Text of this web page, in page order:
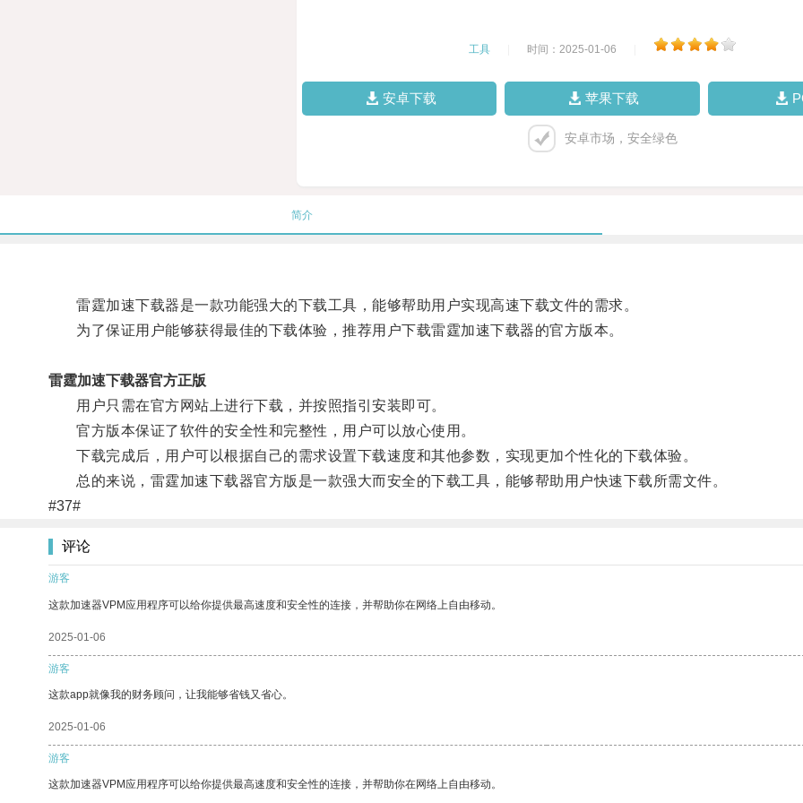
工具 时间：2025-01-06
安卓下载 苹果下载
安卓市场，安全绿色
简介
雷霆加速下载器是一款功能强大的下载工具，能够帮助用户实现高速下载文件的需求。
为了保证用户能够获得最佳的下载体验，推荐用户下载雷霆加速下载器的官方版本。
雷霆加速下载器官方正版
用户只需在官方网站上进行下载，并按照指引安装即可。
官方版本保证了软件的安全性和完整性，用户可以放心使用。
下载完成后，用户可以根据自己的需求设置下载速度和其他参数，实现更加个性化的下载体验。
总的来说，雷霆加速下载器官方版是一款强大而安全的下载工具，能够帮助用户快速下载所需文件。
#37#
评论
游客
这款加速器VPM应用程序可以给你提供最高速度和安全性的连接，并帮助你在网络上自由移动。
2025-01-06
游客
这款app就像我的财务顾问，让我能够省钱又省心。
2025-01-06
游客
这款加速器VPM应用程序可以给你提供最高速度和安全性的连接，并帮助你在网络上自由移动。